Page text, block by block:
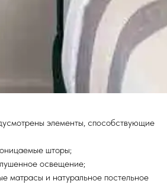
элементы, способствующие
шторы;
освещение;
матрасы и натуральное постельное